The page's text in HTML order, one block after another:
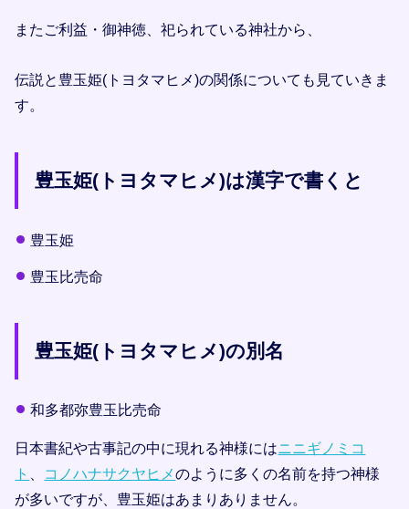
またご利益・御神徳、祀られている神社から、
伝説と豊玉姫(トヨタマヒメ)の関係についても見ていきま
す。
豊玉姫(トヨタマヒメ)は漢字で書くと
豊玉姫
豊玉比売命
豊玉姫(トヨタマヒメ)の別名
和多都弥豊玉比売命
日本書紀や古事記の中に現れる神様にはニニギノミコ
ト
コノハナサクヤヒメのように多くの名前を持つ神様
が多いですが、豊玉姫はあまりありません。